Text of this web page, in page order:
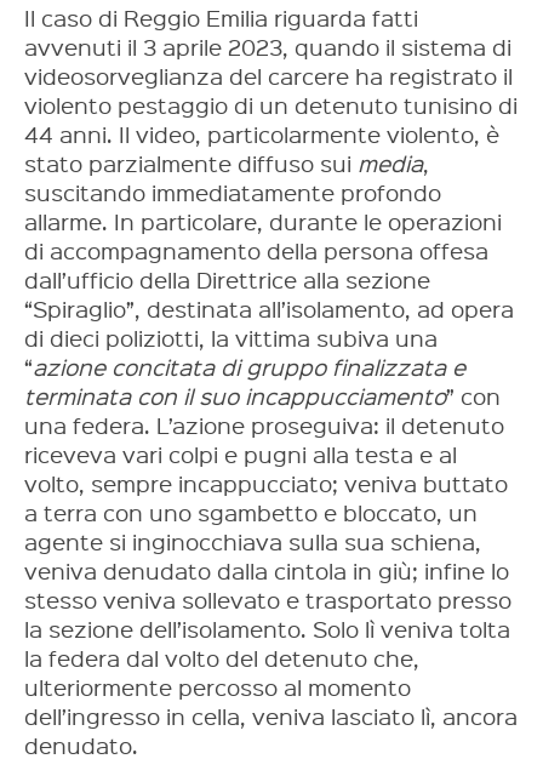
Il caso di Reggio Emilia riguarda fatti
avvenuti il 3 aprile 2023, quando il sistema di
videosorveglianza del carcere ha registrato il
violento pestaggio di un detenuto tunisino di
44 anni. Il video, particolarmente violento, è
stato parzialmente diffuso sui media,
suscitando immediatamente profondo
allarme. In particolare, durante le operazioni
di accompagnamento della persona offesa
dall’ufficio della Direttrice alla sezione
“Spiraglio”, destinata all’isolamento, ad opera
di dieci poliziotti, la vittima subiva una
“azione concitata di gruppo finalizzata e
terminata con il suo incappucciamento” con
una federa. L’azione proseguiva: il detenuto
riceveva vari colpi e pugni alla testa e al
volto, sempre incappucciato; veniva buttato
a terra con uno sgambetto e bloccato, un
agente si inginocchiava sulla sua schiena,
veniva denudato dalla cintola in giù; infine lo
stesso veniva sollevato e trasportato presso
la sezione dell’isolamento. Solo lì veniva tolta
la federa dal volto del detenuto che,
ulteriormente percosso al momento
dell’ingresso in cella, veniva lasciato lì, ancora
denudato.